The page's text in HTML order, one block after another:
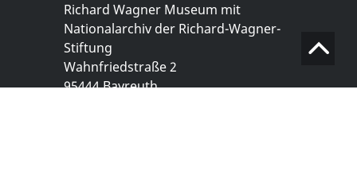
Richard Wagner Museum mit
Nationalarchiv der Richard-Wagner-
Stiftung
Wahnfriedstraße 2
95444 Bayreuth